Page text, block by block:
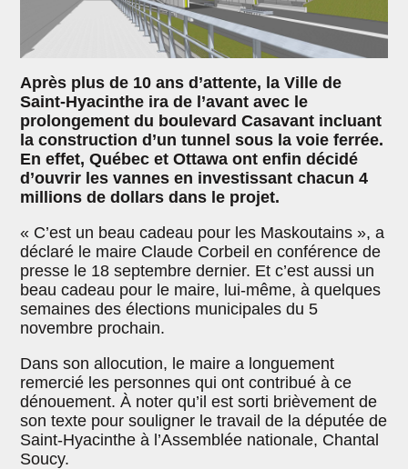
Après plus de 10 ans d’attente, la Ville de
Saint-Hyacinthe ira de l’avant avec le
prolongement du boulevard Casavant incluant
la construction d’un tunnel sous la voie ferrée.
En effet, Québec et Ottawa ont enfin décidé
d’ouvrir les vannes en investissant chacun 4
millions de dollars dans le projet.
« C’est un beau cadeau pour les Maskoutains », a
déclaré le maire Claude Corbeil en conférence de
presse le 18 septembre dernier. Et c’est aussi un
beau cadeau pour le maire, lui-même, à quelques
semaines des élections municipales du 5
novembre prochain.
Dans son allocution, le maire a longuement
remercié les personnes qui ont contribué à ce
dénouement. À noter qu’il est sorti brièvement de
son texte pour souligner le travail de la députée de
Saint-Hyacinthe à l’Assemblée nationale, Chantal
Soucy.